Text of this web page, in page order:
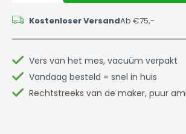
Kostenloser VersandAb €75,-
Vers van het mes, vacuüm verpakt
Vandaag besteld = snel in huis
Rechtstreeks van de maker, puur